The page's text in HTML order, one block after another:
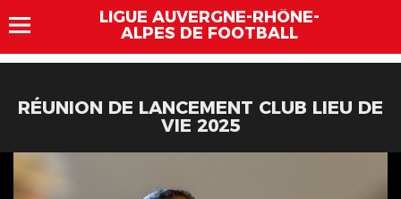
LIGUE AUVERGNE-RHÔNE-
ALPES DE FOOTBALL
RÉUNION DE LANCEMENT CLUB LIEU DE
VIE 2025